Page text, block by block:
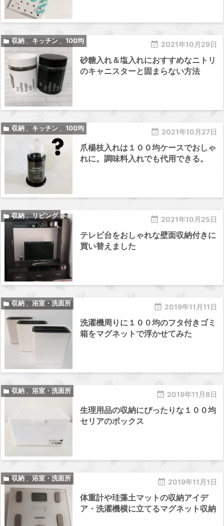
 2021年10月29日
 収納 キッチン 100均
砂糖入れ＆塩入れにおすすめなニトリ
のキャニスターと固まらない方法
 2021年10月27日
 収納 キッチン 100均
爪楊枝入れは１００均ケースでおしゃ
れに。調味料入れでも代用できる。
 2021年10月25日
 収納 , リビング
テレビ台をおしゃれな壁面収納付きに
買い替えました
 2019年11月11日
 収納 浴室・洗面所
洗濯機周りに１００均のフタ付きゴミ
箱をマグネットで浮かせてみた
 2019年11月8日
 収納 浴室・洗面所
生理用品の収納にぴったりな１００均
セリアのボックス
 2019年11月1日
 収納 浴室・洗面所
体重計や珪藻土マットの収納アイデ
ア・洗濯機横に立てるマグネット収納